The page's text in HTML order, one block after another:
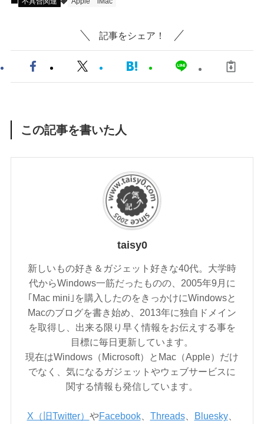
記事をシェア！
この記事を書いた人
taisy0
新しいもの好き＆ガジェット好きな40代。大学時
代からWindows一筋だったものの、2005年9月に
｢Mac mini｣を購入したのをきっかけにWindowsと
Macのブログを書き始め、2013年に独自ドメイン
を取得し、出来る限り早く情報をお伝えする事を
目標に毎日更新しています。
現在はWindows（Microsoft）とMac（Apple）だけ
でなく、気になるガジェットやウェブサービスに
関する情報も発信しています。
X（旧Twitter） やFacebook、 Threads、 Bluesky、